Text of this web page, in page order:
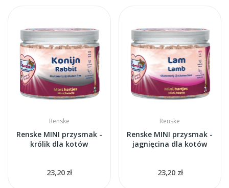
Renske
Renske MINI przysmak -
królik dla kotów
23,20 zł
Renske
Renske MINI przysmak -
jagnięcina dla kotów
23,20 zł